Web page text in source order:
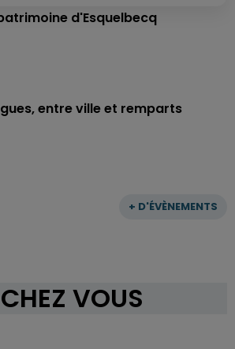
+ D'ÉVÈNEMENTS
d'Esquelbecq
entre ville et remparts
VOUS